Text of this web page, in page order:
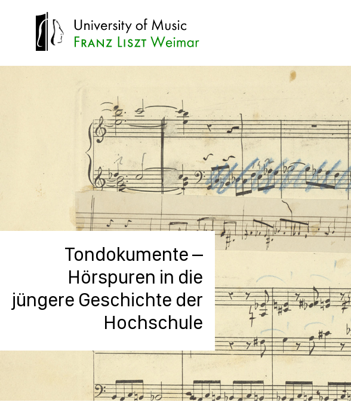
Tondokumente –
Hörspuren in die
jüngere Geschichte der
Hochschule